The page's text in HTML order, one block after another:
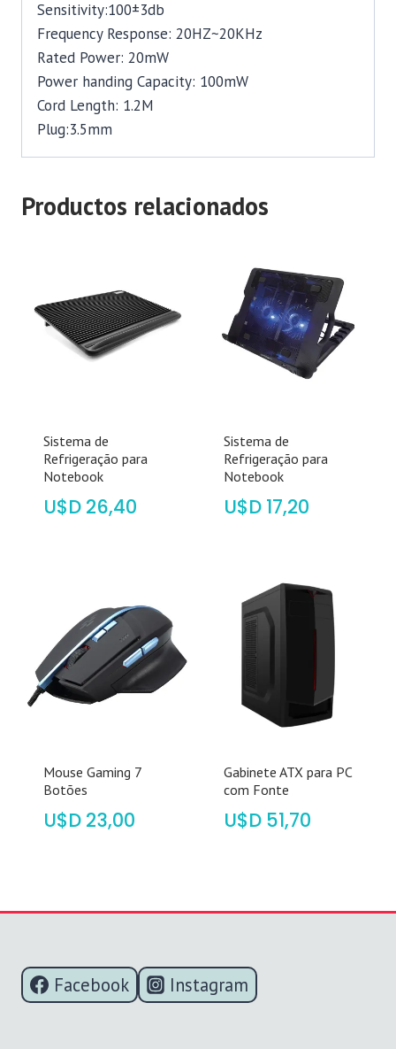
Sensitivity:100±3db
Frequency Response: 20HZ~20KHz
Rated Power: 20mW
Power handing Capacity: 100mW
Cord Length: 1.2M
Plug:3.5mm
Productos relacionados
Sistema de
Refrigeração para
Notebook
$ 26,40
Sistema de
Refrigeração para
Notebook
$ 17,20
Mouse Gaming 7
Botões
$ 23,00
Gabinete ATX para PC
com Fonte
$ 51,70
Facebook Instagram